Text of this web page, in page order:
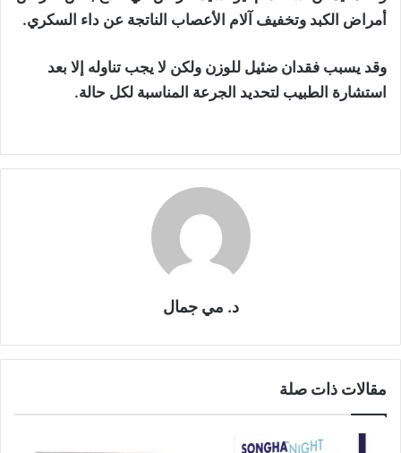
أمراض الكبد وتخفيف آلام الأعصاب الناتجة عن داء السكري.
وقد يسبب فقدان ضئيل للوزن ولكن لا يجب تناوله إلا بعد
استشارة الطبيب لتحديد الجرعة المناسبة لكل حالة.
د. مي جمال
مقالات ذات صلة